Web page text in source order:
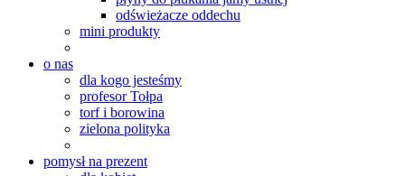
odświeżacze oddechu
mini produkty
o nas
dla kogo jesteśmy
profesor Tołpa
torf i borowina
zielona polityka
pomysł na prezent